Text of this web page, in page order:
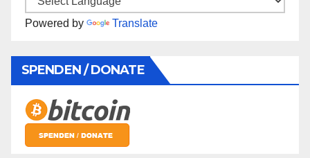
Powered by Translate
SPENDEN / DONATE